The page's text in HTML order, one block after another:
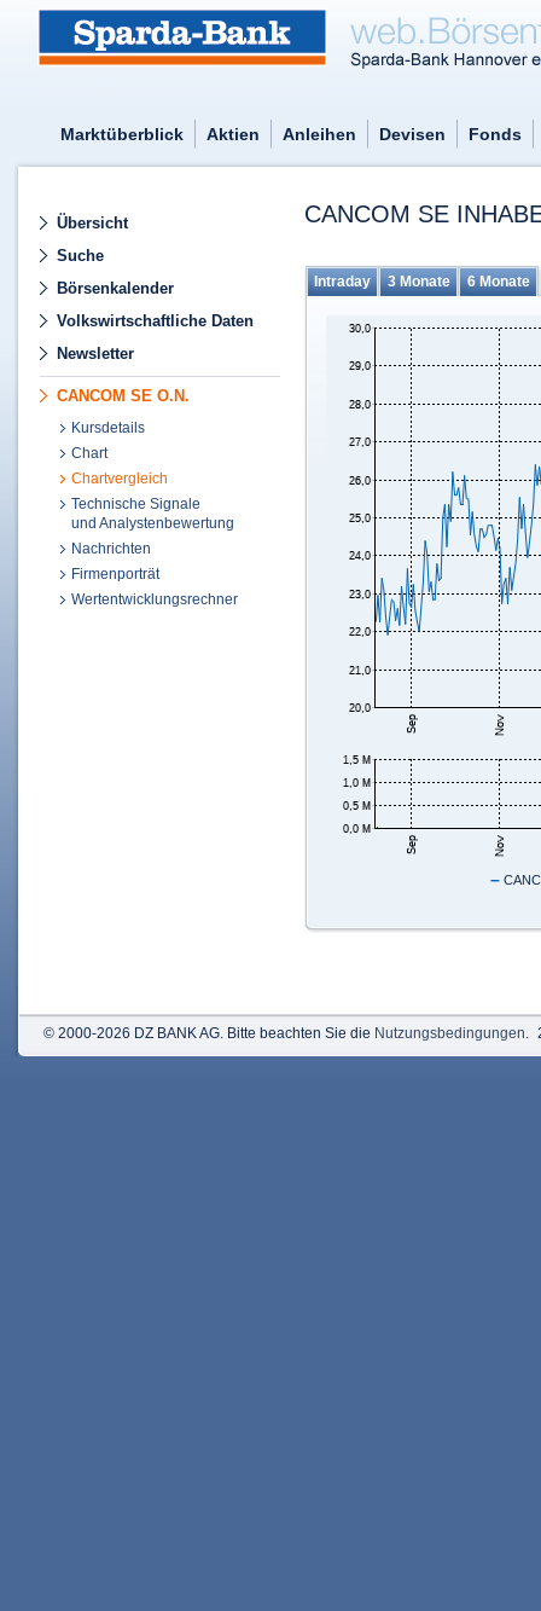
Marktüberblick Aktien Anleihen Devisen Fonds
Übersicht
Suche
Börsenkalender
Volkswirtschaftliche Daten
Newsletter
CANCOM SE O.N.
Kursdetails
Chart
Chartvergleich
Technische Signale
und Analystenbewertung
Nachrichten
Firmenporträt
Wertentwicklungsrechner
CANCOM SE
Intraday 3 Monate 6 Monate
–
© 2000-2026 DZ BANK AG. Bitte beachten Sie die Nutzungsbedingungen.